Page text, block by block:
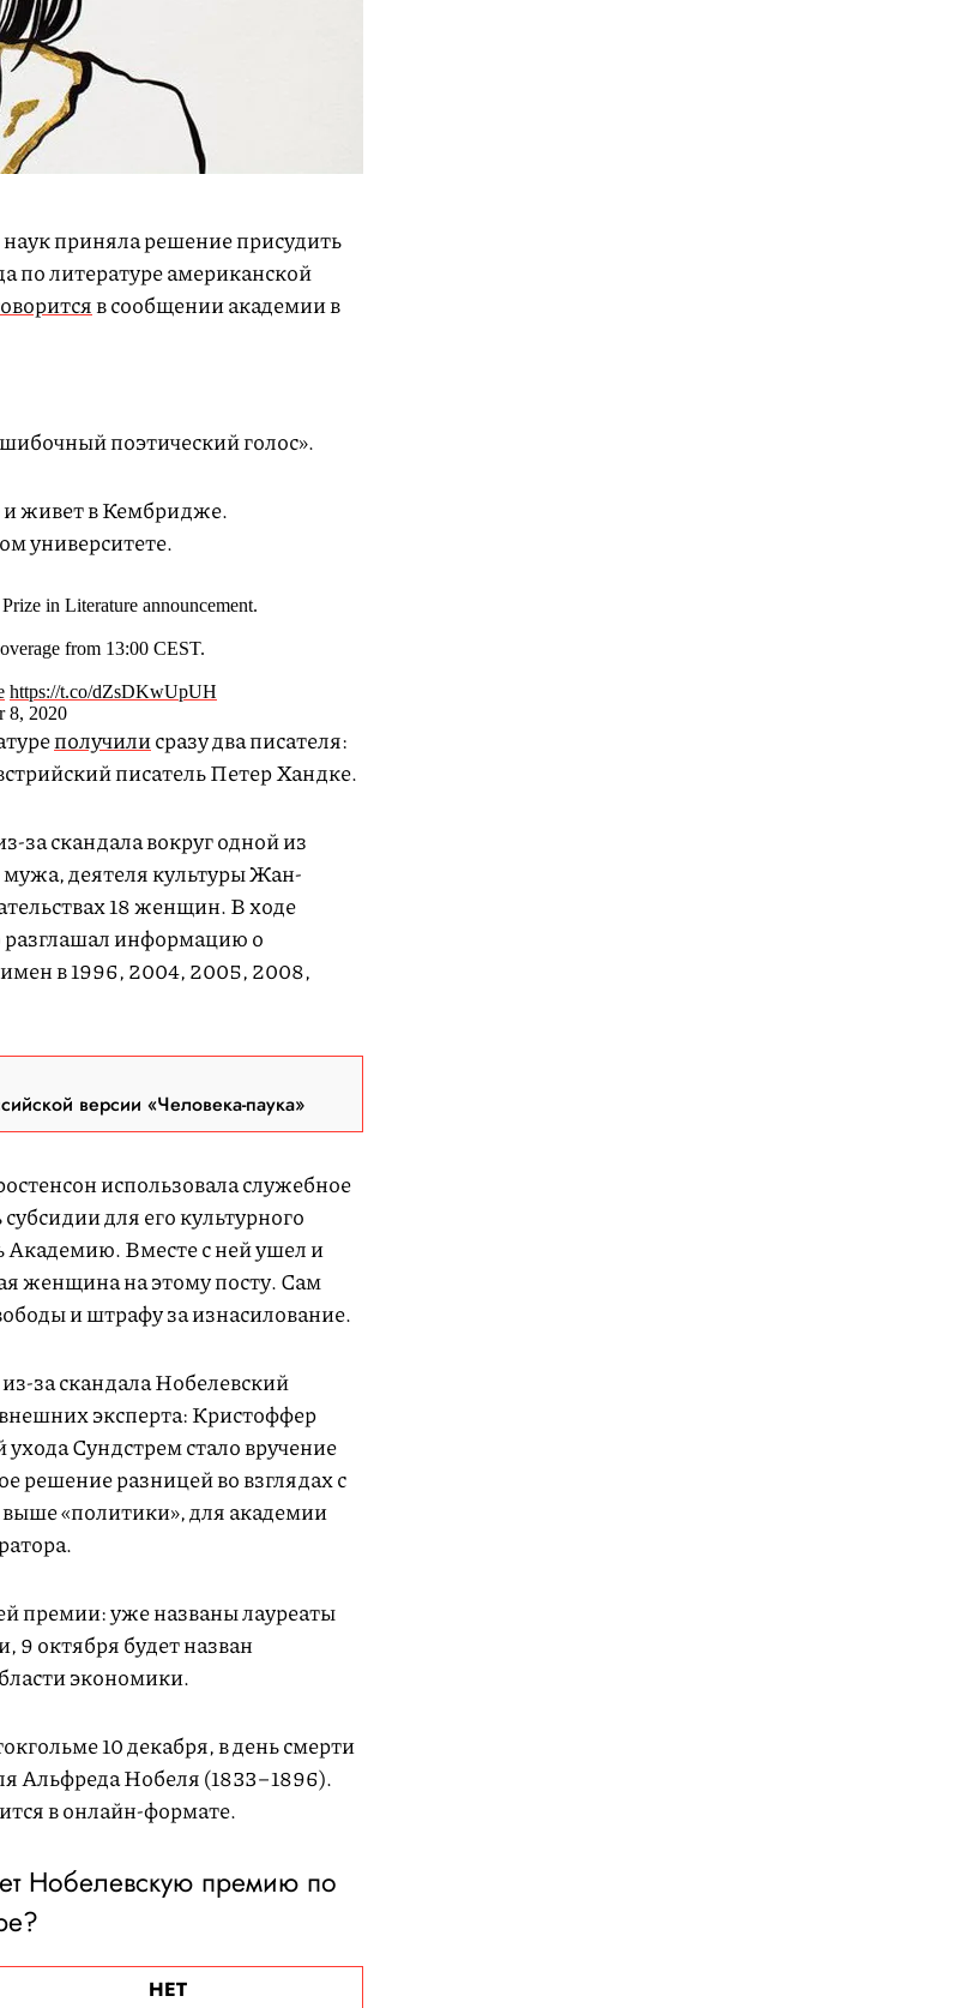
приняла решение присудить
по литературе американской
в сообщении академии в
поэтический голос».
и живет в Кембридже.
университете.
in Literature announcement.
from 13:00 CEST.
https://t.co/dZsDKwUpUH
8, 2020
получилисразу два писателя:
писатель Петер Хандке.
за скандала вокруг одной из
деятеля культуры Жан-
18 женщин. В ходе
разглашал информацию о
в 1996, 2004, 2005, 2008,
версии «Человека-паука»
использовала служебное
для его культурного
Академию. Вместе с ней ушел и
женщина на этому посту. Сам
и штрафу за изнасилование.
за скандала Нобелевский
эксперта: Кристоффер
Сундстрем стало вручение
решение разницей во взглядах с
выше «политики», для академии
премии: уже названы лауреаты
октября будет назван
экономики.
10 декабря, в день смерти
Альфреда Нобеля (1833−1896).
в онлайн-формате.
Нобелевскую премию по
НЕТ